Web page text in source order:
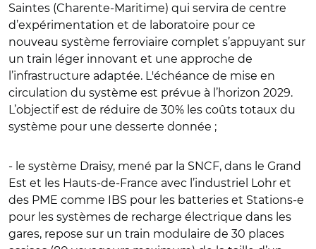
Saintes (Charente-Maritime) qui servira de centre
d’expérimentation et de laboratoire pour ce
nouveau système ferroviaire complet s’appuyant sur
un train léger innovant et une approche de
l’infrastructure adaptée. L'échéance de mise en
circulation du système est prévue à l’horizon 2029.
L’objectif est de réduire de 30% les coûts totaux du
système pour une desserte donnée ;
- le système Draisy, mené par la SNCF, dans le Grand
Est et les Hauts-de-France avec l’industriel Lohr et
des PME comme IBS pour les batteries et Stations-e
pour les systèmes de recharge électrique dans les
gares, repose sur un train modulaire de 30 places